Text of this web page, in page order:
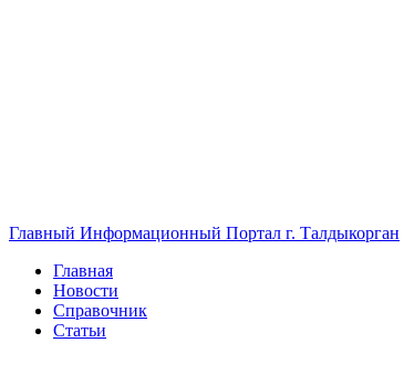
Главный Информационный Портал г. Талдыкорган
Главная
Новости
Справочник
Статьи